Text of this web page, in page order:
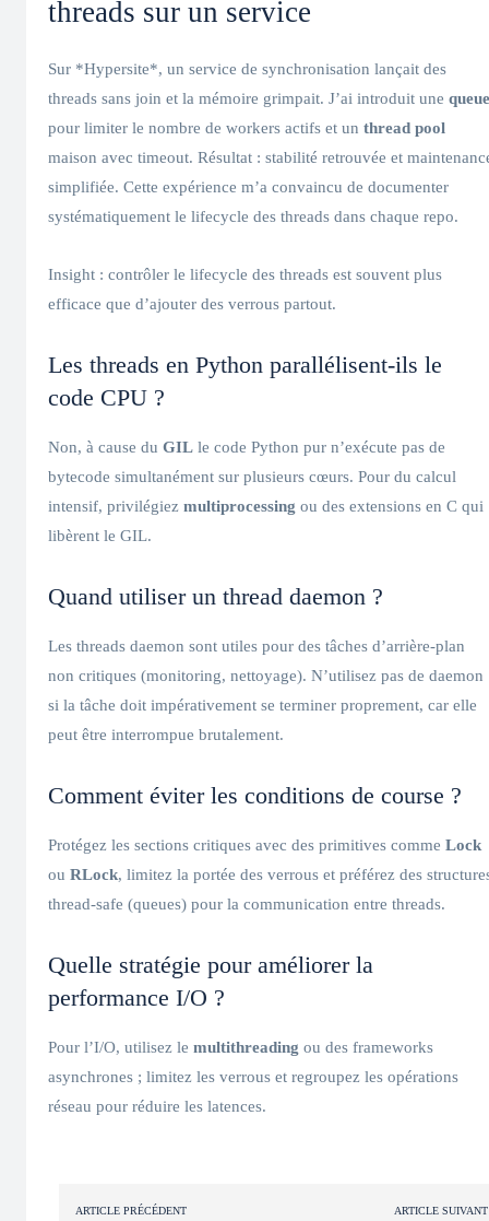
threads sur un service
Sur *Hypersite*, un service de synchronisation lançait des
threads sans join et la mémoire grimpait. J’ai introduit une queue
pour limiter le nombre de workers actifs et un thread pool
maison avec timeout. Résultat : stabilité retrouvée et
simplifiée. Cette expérience m’a convaincu de documenter
systématiquement le lifecycle des threads dans chaque repo.
Insight : contrôler le lifecycle des threads est souvent plus
efficace que d’ajouter des verrous partout.
Les threads en Python parallélisent-ils le
code CPU ?
Non, à cause du GIL le code Python pur n’exécute pas de
bytecode simultanément sur plusieurs cœurs. Pour du calcul
intensif, privilégiez multiprocessing ou des extensions en C qui
libèrent le GIL.
Quand utiliser un thread daemon ?
Les threads daemon sont utiles pour des tâches d’arrière-plan
non critiques (monitoring, nettoyage). N’utilisez pas de daemon
si la tâche doit impérativement se terminer proprement, car elle
peut être interrompue brutalement.
Comment éviter les conditions de course ?
Protégez les sections critiques avec des primitives comme Lock
ou RLock, limitez la portée des verrous et préférez des
thread-safe (queues) pour la communication entre threads.
Quelle stratégie pour améliorer la
performance I/O ?
Pour l’I/O, utilisez le multithreading ou des frameworks
asynchrones ; limitez les verrous et regroupez les opérations
réseau pour réduire les latences.
ARTICLE PRÉCÉDENT ARTICLE SUIVANT